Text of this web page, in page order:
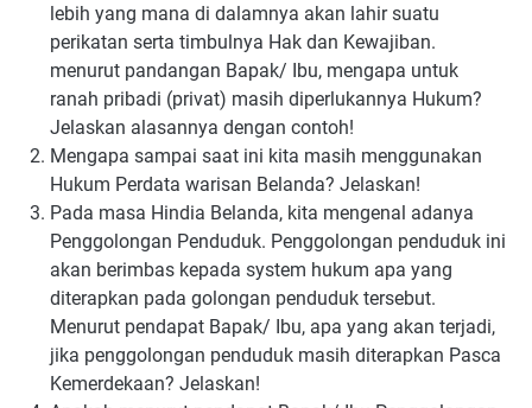
lebih yang mana di dalamnya akan lahir suatu
perikatan serta timbulnya Hak dan Kewajiban.
menurut pandangan Bapak/ Ibu, mengapa untuk
ranah pribadi (privat) masih diperlukannya Hukum?
Jelaskan alasannya dengan contoh!
Mengapa sampai saat ini kita masih menggunakan
Hukum Perdata warisan Belanda? Jelaskan!
Pada masa Hindia Belanda, kita mengenal adanya
Penggolongan Penduduk. Penggolongan penduduk ini
akan berimbas kepada system hukum apa yang
diterapkan pada golongan penduduk tersebut.
Menurut pendapat Bapak/ Ibu, apa yang akan terjadi,
jika penggolongan penduduk masih diterapkan Pasca
Kemerdekaan? Jelaskan!